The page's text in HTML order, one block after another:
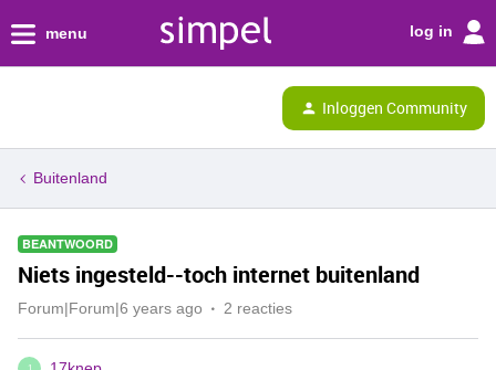
menu log in
Inloggen Community
Buitenland
BEANTWOORD
Niets ingesteld--toch internet buitenland
Forum|Forum|6 years ago 2 reacties
1